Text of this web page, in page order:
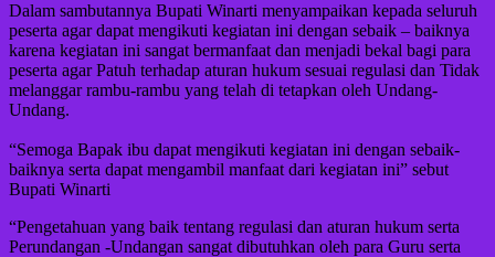
Dalam sambutannya Bupati Winarti menyampaikan kepada seluruh
peserta agar dapat mengikuti kegiatan ini dengan sebaik – baiknya
karena kegiatan ini sangat bermanfaat dan menjadi bekal bagi para
peserta agar Patuh terhadap aturan hukum sesuai regulasi dan Tidak
melanggar rambu-rambu yang telah di tetapkan oleh Undang-
Undang.
“Semoga Bapak ibu dapat mengikuti kegiatan ini dengan sebaik-
baiknya serta dapat mengambil manfaat dari kegiatan ini” sebut
Bupati Winarti
“Pengetahuan yang baik tentang regulasi dan aturan hukum serta
Perundangan -Undangan sangat dibutuhkan oleh para Guru serta